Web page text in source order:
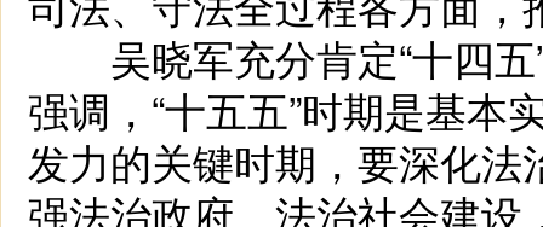
吴晓军充分肯定“十四五
强调，“十五五”时期是基本
发力的关键时期，要深化
强法治政府、法治社会建